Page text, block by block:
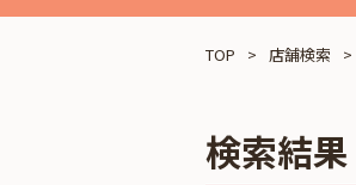
TOP 店舗検索
検索結果